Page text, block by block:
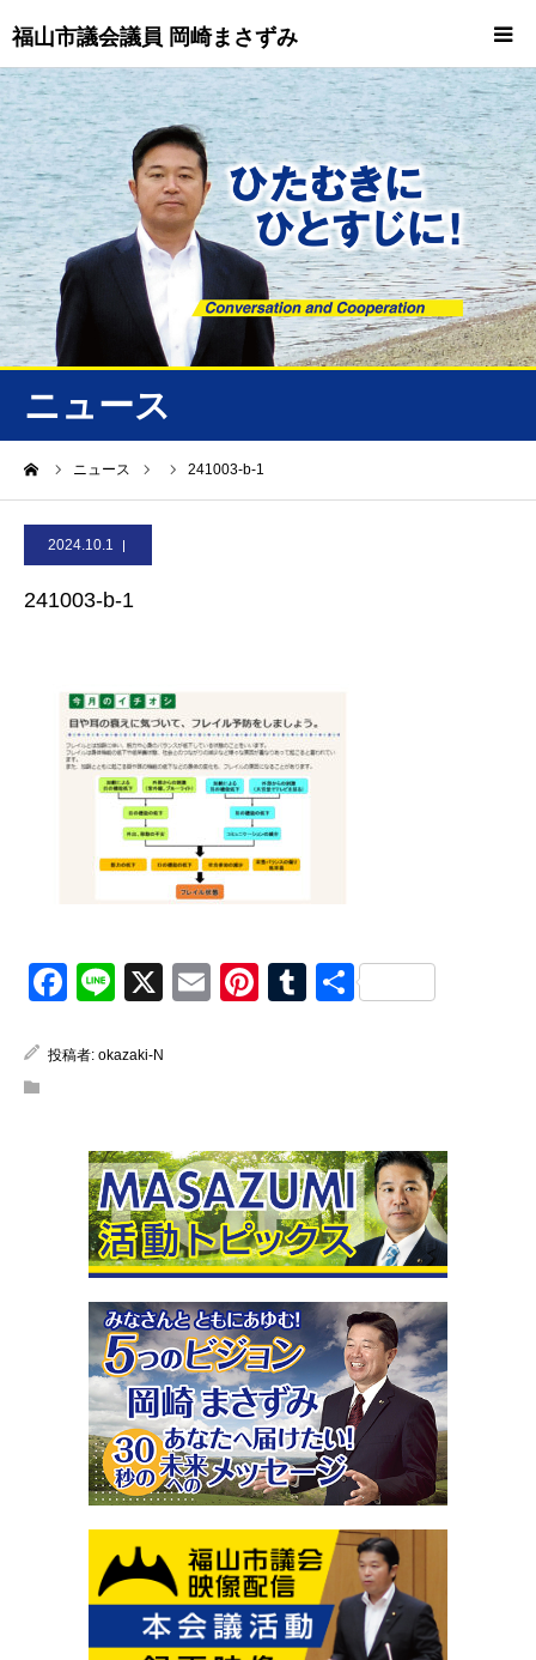
福山市議会議員 岡崎まさずみ
ニュース
ニュース 241003-b-1
2024.10.1
241003-b-1
Facebook
Line
X EmailPinterest
Tumblr
共
投稿者: okazaki-N
HOME
重要情報
プロフィール
ニュース/トピックス
ニュース